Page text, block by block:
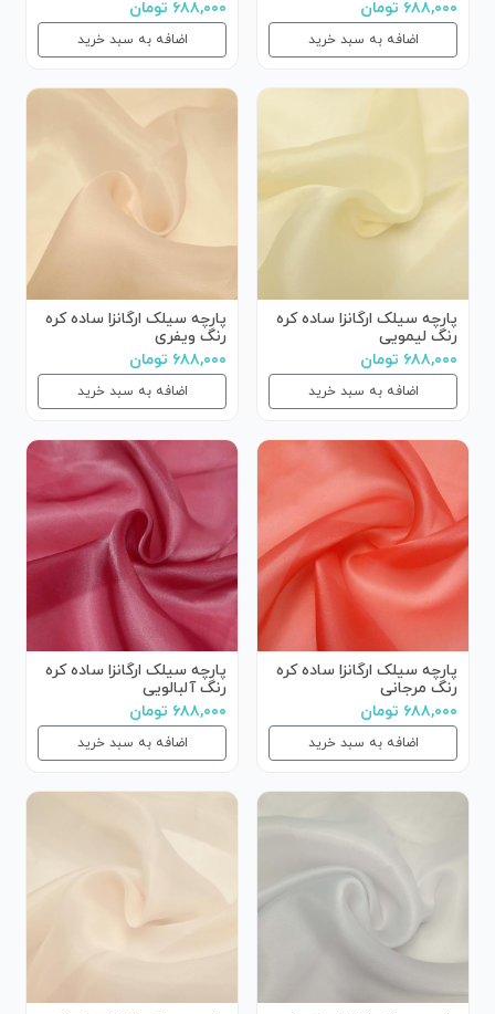
۶۸۸,۰۰۰ تومان
اضافه به سبد خرید
۶۸۸,۰۰۰ تومان
اضافه به سبد خرید
پارچه سیلک ارگانزا ساده کره
رنگ لیمویی
۶۸۸,۰۰۰ تومان
اضافه به سبد خرید
پارچه سیلک ارگانزا ساده کره
رنگ ویفری
۶۸۸,۰۰۰ تومان
اضافه به سبد خرید
پارچه سیلک ارگانزا ساده کره
رنگ مرجانی
۶۸۸,۰۰۰ تومان
اضافه به سبد خرید
پارچه سیلک ارگانزا ساده کره
رنگ آلبالویی
۶۸۸,۰۰۰ تومان
اضافه به سبد خرید